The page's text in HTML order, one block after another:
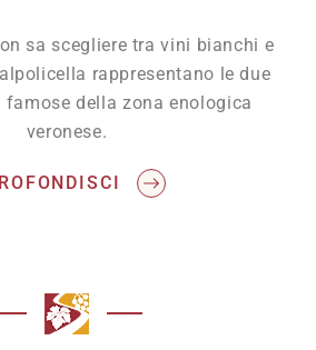
sa scegliere tra vini bianchi e
rappresentano le due
famose della zona enologica
veronese.